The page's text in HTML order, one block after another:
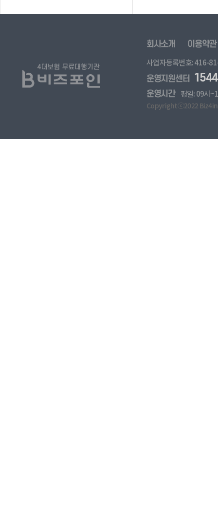
회사소개 이용약관
사업자등록번호: 416-
운영지원센터
운영시간 평일: 09시
Copyrightⓒ2022